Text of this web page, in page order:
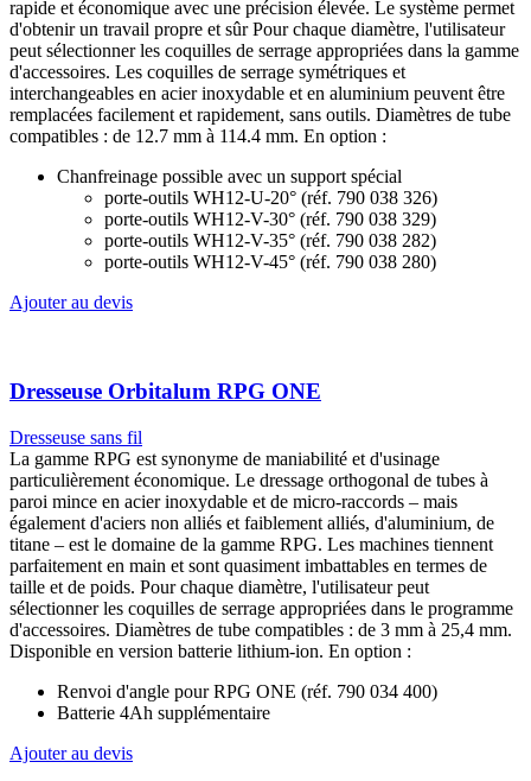
Chanfreinage possible avec un support spécial
porte-outils WH12-U-20° (réf. 790 038 326)
porte-outils WH12-V-30° (réf. 790 038 329)
porte-outils WH12-V-35° (réf. 790 038 282)
porte-outils WH12-V-45° (réf. 790 038 280)
Ajouter au devis
Dresseuse Orbitalum RPG ONE
Dresseuse sans fil
La gamme RPG est synonyme de maniabilité et d'usinage
particulièrement économique. Le dressage orthogonal de tubes à
titane – est le domaine de la gamme RPG. Les machines tiennent
parfaitement en main et sont quasiment imbattables en termes de
sélectionner les coquilles de serrage appropriées dans le programme
d'accessoires. Diamètres de tube compatibles : de 3 mm à 25,4 mm.
Disponible en version batterie lithium-ion. En option :
Renvoi d'angle pour RPG ONE (réf. 790 034 400)
Batterie 4Ah supplémentaire
Ajouter au devis
Dresseuse Protem SE65
Dresseuse sans fil
Découvrez la dresseuse de tube SE65 de PROTEM, un système de
soudage orbital conçu pour révolutionner vos projets de soudure
industrielle. Compact et robuste, ce bijou technologique promet une